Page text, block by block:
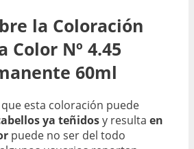
la Coloración
Color Nº 4.45
60ml
esta coloración puede
ya teñidosy resulta en
puede no ser del todo